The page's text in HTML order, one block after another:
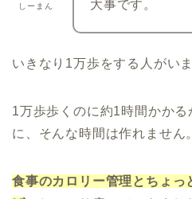
しーまん
大事です。
いきなり1万歩をする人がい
1万歩歩くのに約1時間かかる
に、そんな時間は作れません。
食事のカロリー管理とちょっ